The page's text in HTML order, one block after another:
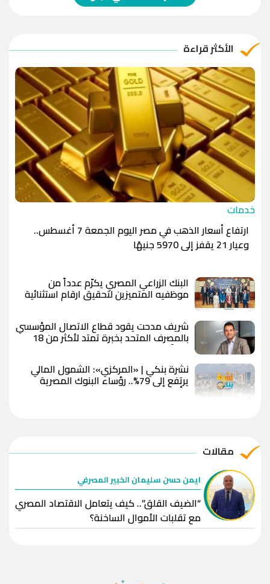
الريال القطري
الدينار الأردني
-1.0000
-1.0000
الأكثر قراءة
خدمات
ارتفاع أسعار الذهب في مصر اليوم الجمعة 7 أغسطس..
وعيار 21 يقفز إلى 5970 جنيهًا
البنك الزراعي المصري يكرّم عدداً من
موظفيه المتميزين لتحقيق ارقام استثنائية
في القروض الشخصية خلال الربع الأول من
2026
شريف مدحت يقود قطاع الاتصال المؤسسي
بالمصرف المتحد بخبرة تمتد لأكثر من 18
عاماً
نشرة بنكي | «المركزي»: الشمول المالي
يرتفع إلى 79%.. رؤساء البنوك المصرية
يتألقون في قائمة فوربس.. وقطاع البنوك
مقالات
ايمن حسن سليمان الخبير المصرفي
“الضيف القلق”.. كيف يتعامل الاقتصاد المصري
مع تقلبات الأموال الساخنة؟